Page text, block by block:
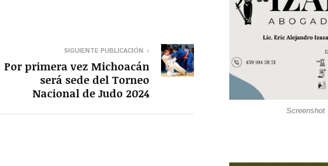
SIGUIENTE PUBLICACIÓN
Por primera vez Michoacán
será sede del Torneo
Nacional de Judo 2024
Screenshot